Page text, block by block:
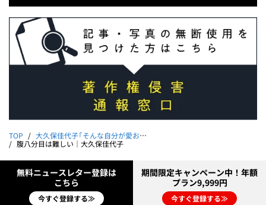
TOP 大久保佳代子「そんな自分が愛おしい」
腹八分目は難しい｜大久保佳代子
無料ニュースレター登録は
こちら
今すぐ登録する≫
期間限定キャンペーン中！年額
プラン9,999円
今すぐ登録する≫